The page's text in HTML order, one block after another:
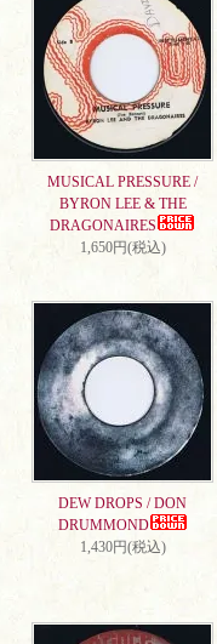
MUSICAL PRESSURE /
BYRON LEE & THE
DRAGONAIRES
1,650円(税込)
DEW DROPS / DON
DRUMMOND
1,430円(税込)